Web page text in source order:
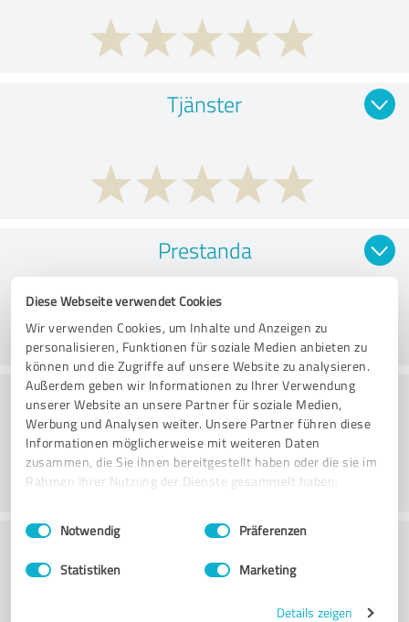
Diese Webseite verwendet Cookies
Wir verwenden Cookies, um Inhalte und Anzeigen zu
personalisieren, Funktionen für soziale Medien anbieten zu
können und die Zugriffe auf unsere Website zu analysieren.
Außerdem geben wir Informationen zu Ihrer Verwendung
unserer Website an unsere Partner für soziale Medien,
Werbung und Analysen weiter. Unsere Partner führen diese
Informationen möglicherweise mit weiteren Daten
zusammen, die Sie ihnen bereitgestellt haben oder die sie im
Rahmen Ihrer Nutzung der Dienste gesammelt haben.
Impressum Datenschutzbestimmungen
Einwilligungsauswahl
Notwendig Präferenzen
Statistiken Marketing
Details zeigen
Tjänster
Prestanda
Rådgivning
Kundservice